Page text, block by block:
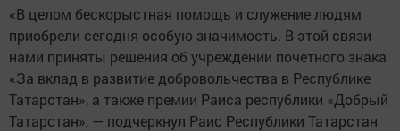
«В целом бескорыстная помощь и служение людям
приобрели сегодня особую значимость. В этой связи
нами приняты решения об учреждении почетного знака
«За вклад в развитие добровольчества в Республике
Татарстан», а также премии Раиса республики «Добрый
Татарстан», — подчеркнул Раис Республики Татарстан